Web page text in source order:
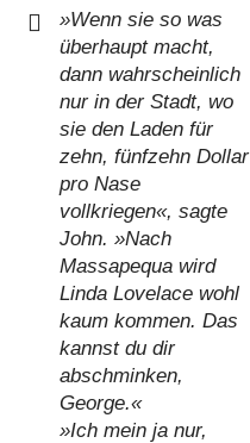
»Wenn sie so was
überhaupt macht,
dann wahrscheinlich
nur in der Stadt, wo
sie den Laden für
zehn, fünfzehn Dollar
pro Nase
vollkriegen«, sagte
John. »Nach
Massapequa wird
Linda Lovelace wohl
kaum kommen. Das
kannst du dir
abschminken,
George.«
»Ich mein ja nur,